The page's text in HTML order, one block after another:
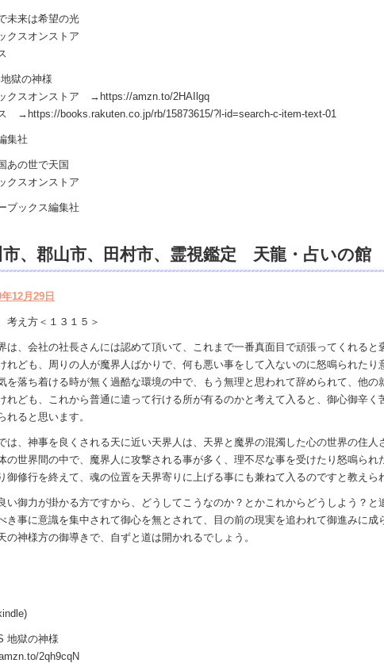
未来は希望の光
クスオンストア
獄の神様
クスオンストア →https://amzn.to/2HAIlgq
→https://books.rakuten.co.jp/rb/15873615/?l-id=search-c-item-text-01
集社
あの世で天国
クスオンストア
ブックス編集社
市、郡山市、田村市、霊視鑑定 天龍・占いの館
裕著、天の神様ｖｓ地獄の神様、宇宙の真理で未
この世で天国 あの世で天国。
12月29日
考え方＜１３１５＞
は、会社の社長さんには認めて頂いて、これまで一番真面目で頑張ってくれると
れども、周りの人が魔界人ばかりで、何も悪い事をして入ないのに怒鳴られたり
を落ち着ける時が無く過酷な環境の中で、もう無理と思われて辞められて、他の
れども、これから普通に遣って行ける所が有るのかと考えて入ると、御心御辛く
れると思います。
は、神事を良くされる天に近い天界人は、天界と魔界の混濁した心の世界の住人
の世界間の中で、魔界人に攻撃される事が多く、理不尽な事を受けたり怒鳴られ
御修行を終えて、魂の位置を天界寄りに上げる事にも兼ねて入るのですと教えら
い御力が掛かる方ですから、どうしてこうなのか？とかこれからどうしよう？と
き事に意識を集中されて御心を無とされて、目の前の現実を追われて御進みに成
の神様方の御導きで、自ずと道は開かれるでしょう。
地獄の神様
2qh9cqN